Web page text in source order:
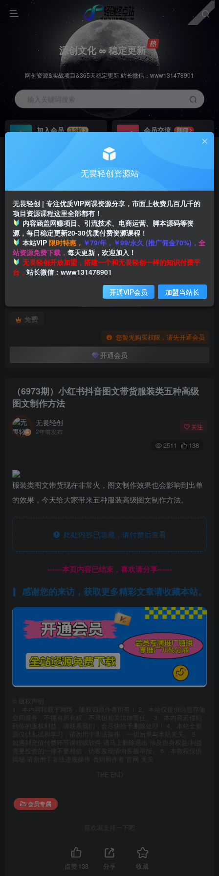
源创文化 ∞ 稳定更新
网创资源&实战项目&365天稳定更新 站长微信：www131478901
输入关键词搜索
加入会员
3.3折
会员交流
群聊
推广返佣高达70%
首页 创业课程 会员专属 正文
（6973期）小红书抖音图文带货服装类五种高级图文制作方法
此内容为付费阅读，请付费后查看
会员专属资源
免费
您暂无购买权限，请先开通会员
开通会员
付费阅读
（6973期）小红书抖音图文带货服装类五种高级
图文制作方法
无畏轻创
2年前发布
关注
2511 138
服装类图文带货现在非常火，图文制作效果也会影响到出单
的效果，今天给大家带来五种服装高级图文制作方法。
此处内容已隐藏，请付费后查看
------本页内容已结束，喜欢请分享------
感谢您的来访，获取更多精彩文章请收藏本站。
版权声明
1、本内容转载于网络，版权归原作者所有！ 2、本站仅提供信息存储
空间服务，不拥有所有权，不承担相关法律责任。 3、本内容若侵犯
到你的版权利益，请联系我们，会尽快给予删除处理！ 4、本站全资
源仅供测试和学习，请勿用于非法操作，一切后果与本站无关。 5、
如遇到充值付费环节课程或软件 请马上删除退出 涉及自身权益/利益
需要投资的一律不要相信，访客发现请向客服举报。 6、本教程仅供
揭秘 请勿用于非法违规操作 否则和作者 官网 无关
THE END
会员专属
喜欢就支持一下吧
点赞 138 分享 收藏
无畏轻创资源站
无畏轻创 | 专注优质VIP网课资源分享，市面上收费几百几千的
项目资源课程这里全部都有！
内容涵盖网赚项目、引流技术、电商运营、脚本源码等资
源，每日稳定更新20-30优质付费资源课程！
本站VIP 限时特惠， ￥79/年，￥99/永久 (推广佣金70%)， 全
站资源免费下载， 每天更新，欢迎加入！
无畏轻创开放加盟，搭建一个和无畏轻创一样的知识付费平
台， 站长微信：www131478901
开通VIP会员 加盟当站长